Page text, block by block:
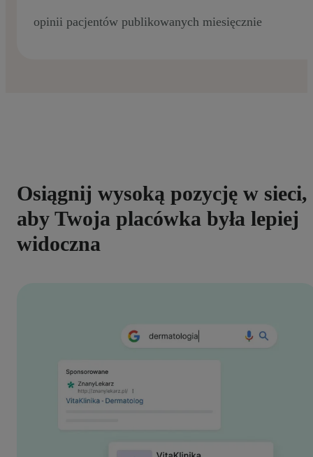
opinii pacjentów publikowanych miesięcznie
Osiągnij wysoką pozycję w sieci,
aby Twoja placówka była lepiej
widoczna